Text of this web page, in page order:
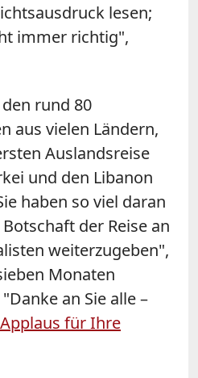
lesen;
immer richtig",
rund 80
aus vielen Ländern,
Auslandsreise
und den Libanon
haben so viel daran
der Reise an
weiterzugeben",
Monaten
an Sie alle–
für Ihre